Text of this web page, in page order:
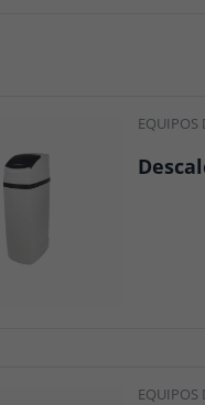
EQUIPOS
EQUIPOS